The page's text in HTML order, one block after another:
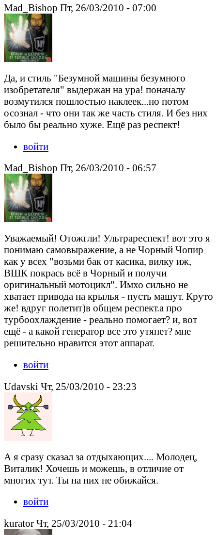
Mad_Bishop Пт, 26/03/2010 - 07:00
Да, и стиль "Безумной машины безумного
изобретателя" выдержан на ура! поначалу
возмутился пошлостью наклеек...но потом
осознал - что они так же часть стиля. И без них
было бы реально хуже. Ещё раз респект!
войти
Mad_Bishop Пт, 26/03/2010 - 06:57
Уважаемый! Отожгли! Ультрареспект! вот это я
понимаю самовыражение, а не Чорный Чопир
как у всех "возьми бак от касика, вилку иж,
ВШК покрась всё в Чорный и получи
оригинальный мотоцикл". Имхо сильно не
хватает привода на крылья - пусть машут. Круто
же! вдруг полетит)в общем респект.а про
турбоохлаждение - реально помогает? и, вот
ещё - а какой генератор все это утянет? мне
решительно нравится этот аппарат.
войти
Udavski Чт, 25/03/2010 - 23:23
А я сразу сказал за отдыхающих.... Молодец,
Виталик! Хочешь и можешь, в отличие от
многих тут. Ты на них не обижайся.
войти
kurator Чт, 25/03/2010 - 21:04